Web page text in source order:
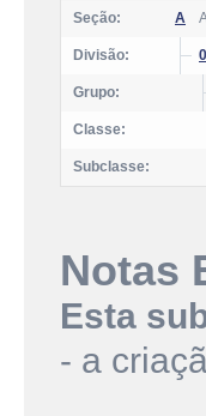
Seção: A
Divisão:
Grupo:
Classe:
Subclasse:
Notas
Esta
- a